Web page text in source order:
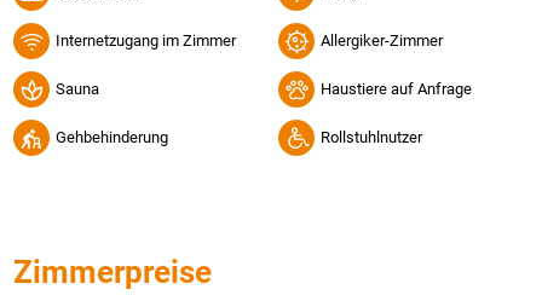
Internetzugang im Zimmer Allergiker-Zimmer
Sauna Haustiere auf Anfrage
Gehbehinderung Rollstuhlnutzer
Zimmerpreise